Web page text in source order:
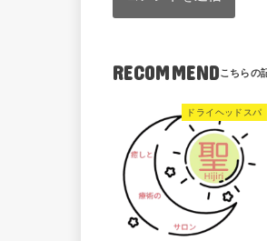
RECOMMEND
ドライヘッドスパ